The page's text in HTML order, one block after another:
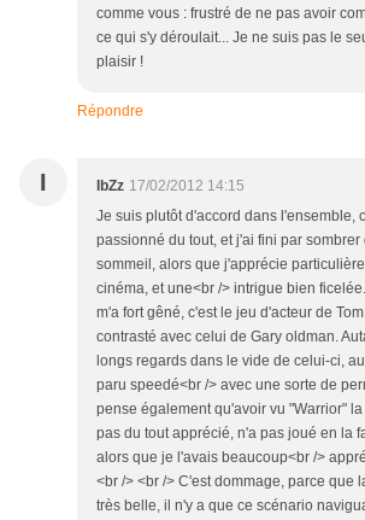
comme vous : frustré de ne pas avoir
ce qui s'y déroulait... Je ne suis pas le
plaisir !
Répondre
I IbZz 17/02/2012 14:15
Je suis plutôt d'accord dans l'ensemble,
passionné du tout, et j'ai fini par sombrer
sommeil, alors que j'apprécie
cinéma, et une<br /> intrigue bien
m'a fort gêné, c'est le jeu d'acteur de
contrasté avec celui de Gary oldman.
longs regards dans le vide de celui-ci,
paru speedé<br /> avec une sorte de
pense également qu'avoir vu "Warrior"
pas du tout apprécié, n'a pas joué en la
alors que je l'avais beaucoup<br />
<br /> <br /> C'est dommage, parce que
très belle, il n'y a que ce scénario